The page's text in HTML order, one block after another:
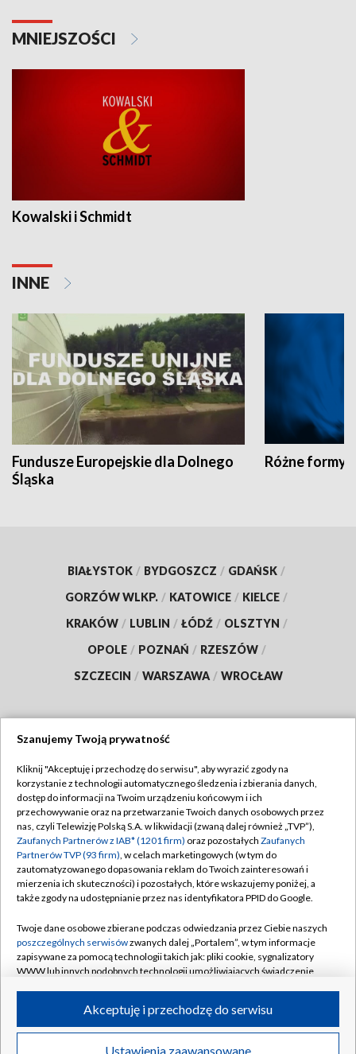
MNIEJSZOŚCI
Kowalski i Schmidt
INNE
Fundusze Europejskie dla Dolnego
Śląska
Różne formy
BIAŁYSTOK / BYDGOSZCZ / GDAŃSK /
GORZÓW WLKP. / KATOWICE / KIELCE /
KRAKÓW / LUBLIN / ŁÓDŹ / OLSZTYN /
OPOLE / POZNAŃ / RZESZÓW /
SZCZECIN / WARSZAWA / WROCŁAW
TVP
Abonament TVP
Emisja w TVP
Centrum informacji TVP
Naziemna Telewizja Cyfrowa
Rada Programowa
System NOS
Informacje o nadawcy
Program dla prasy
Regulamin TVP
Polityka prywatności
Moje zgody
Pomoc
Kontakt
Kanały
©2026 Telewizja Polska S.A. w likwidacji
Szanujemy Twoją prywatność
Kliknij "Akceptuję i przechodzę do serwisu", aby wyrazić zgody na
korzystanie z technologii automatycznego śledzenia i zbierania danych,
dostęp do informacji na Twoim urządzeniu końcowym i ich
przechowywanie oraz na przetwarzanie Twoich danych osobowych przez
nas, czyli Telewizję Polską S.A. w likwidacji (zwaną dalej również „TVP”),
Zaufanych Partnerów z IAB* (1201 firm) oraz pozostałych Zaufanych
Partnerów TVP (93 firm), w celach marketingowych (w tym do
zautomatyzowanego dopasowania reklam do Twoich zainteresowań i
mierzenia ich skuteczności) i pozostałych, które wskazujemy poniżej, a
także zgody na udostępnianie przez nas identyfikatora PPID do Google.
Twoje dane osobowe zbierane podczas odwiedzania przez Ciebie naszych
poszczególnych serwisówzwanych dalej „Portalem”, w tym informacje
zapisywane za pomocą technologii takich jak: pliki cookie, sygnalizatory
WWW lub innych podobnych technologii umożliwiających świadczenie
ruchu w Internecie.
Twoje dane osobowe zbierane podczas odwiedzania przez Ciebie
Ustawienia zaawansowane
Akceptuję i przechodzę do serwisu